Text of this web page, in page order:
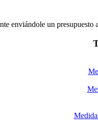
enviándole un